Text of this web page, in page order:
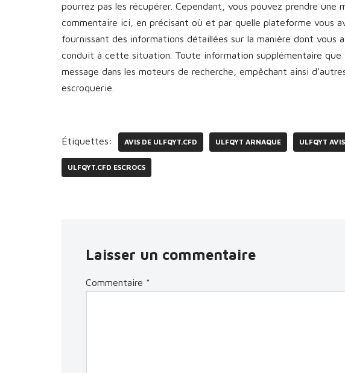
pourrez pas les récupérer. Cependant, vous pouvez prendre
commentaire ici, en précisant où et par quelle plateforme vous
fournissant des informations détaillées sur la manière dont vous
conduit à cette situation. Toute information supplémentaire que
message dans les moteurs de recherche, empêchant ainsi
escroquerie.
Étiquettes: AVIS DE ULFQYT.CFD ULFQYT ARNAQUE ULFQYT AVIS
ULFQYT.CFD ESCROCS
Laisser un commentaire
Commentaire *